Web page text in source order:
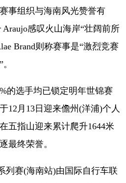
事组织与海南风光赞誉有
Araujo感叹火山海岸“壮阔前所
Brand则称赛事是“激烈竞赛
选手均已锁定明年世锦赛
12月13日迎来儋州(洋浦)个人
五指山迎来累计爬升1644米
最终荣誉。
赛(海南站)由国际自行车联